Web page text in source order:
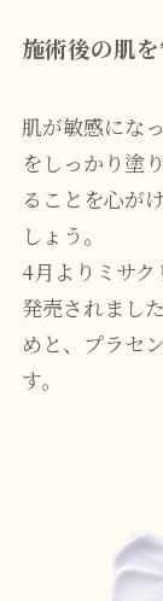
施術後の肌
肌が敏感にな
をしっかり塗
ることを心が
しょう。
4月よりミサ
発売されまし
めと、プラセ
す。